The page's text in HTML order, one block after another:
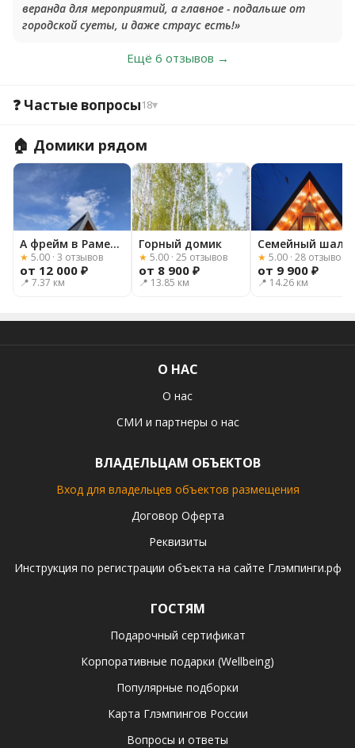
веранда для мероприятий, а главное - подальше от
городской суеты, и даже страус есть!»
Ещё 6 отзывов →
❓ Частые вопросы18▾
🏠 Домики рядом
А фрейм в Раменском
★ 5.00 · 3 отзывов
от 12 000 ₽
📍 7.37 км
Горный домик
★ 5.00 · 25 отзывов
от 8 900 ₽
📍 13.85 км
Семейный
★ 5.00 · 28 отзывов
от 9 900 ₽
📍 14.26 км
О НАС
О нас
СМИ и партнеры о нас
ВЛАДЕЛЬЦАМ ОБЪЕКТОВ
Вход для владельцев объектов размещения
Договор Оферта
Реквизиты
Инструкция по регистрации объекта на сайте Глэмпинги.рф
ГОСТЯМ
Подарочный сертификат
Корпоративные подарки (Wellbeing)
Популярные подборки
Карта Глэмпингов России
Вопросы и ответы